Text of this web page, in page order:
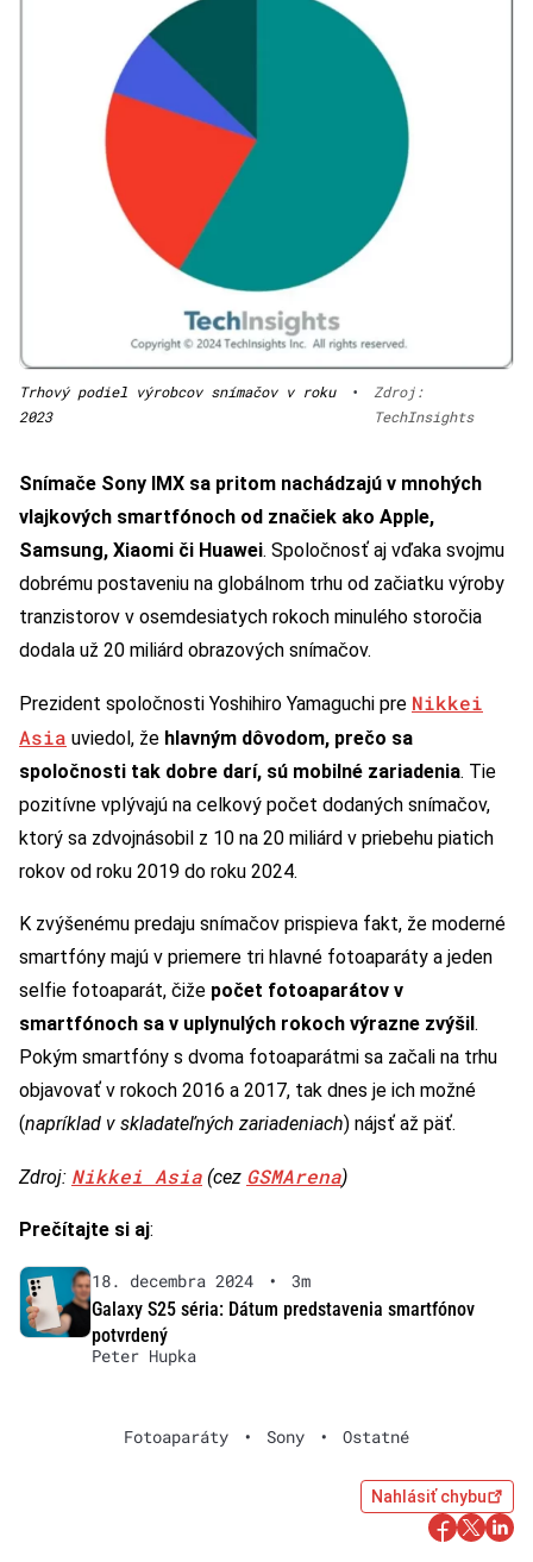
Trhový podiel výrobcov snímačov v roku
2023
•
Zdroj:
TechInsights
Snímače Sony IMX sa pritom nachádzajú v mnohých
vlajkových smartfónoch od značiek ako Apple,
Samsung, Xiaomi či Huawei. Spoločnosť aj vďaka svojmu
dobrému postaveniu na globálnom trhu od začiatku výroby
tranzistorov v osemdesiatych rokoch minulého storočia
dodala už 20 miliárd obrazových snímačov.
Prezident spoločnosti Yoshihiro Yamaguchi pre Nikkei
Asia uviedol, že hlavným dôvodom, prečo sa
spoločnosti tak dobre darí, sú mobilné zariadenia. Tie
pozitívne vplývajú na celkový počet dodaných snímačov,
ktorý sa zdvojnásobil z 10 na 20 miliárd v priebehu piatich
rokov od roku 2019 do roku 2024.
K zvýšenému predaju snímačov prispieva fakt, že moderné
smartfóny majú v priemere tri hlavné fotoaparáty a jeden
selfie fotoaparát, čiže počet fotoaparátov v
smartfónoch sa v uplynulých rokoch výrazne zvýšil.
Pokým smartfóny s dvoma fotoaparátmi sa začali na trhu
objavovať v rokoch 2016 a 2017, tak dnes je ich možné
(napríklad v skladateľných zariadeniach) nájsť až päť.
Zdroj: Nikkei Asia (cez GSMArena)
Prečítajte si aj:
18. decembra 2024 •
3m
Galaxy S25 séria: Dátum predstavenia smartfónov
potvrdený
Peter Hupka
Fotoaparáty • Sony • Ostatné
Nahlásiť chybu